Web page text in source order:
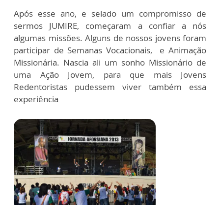
Após esse ano, e selado um compromisso de
sermos JUMIRE, começaram a confiar a nós
algumas missões. Alguns de nossos jovens foram
participar de Semanas Vocacionais, e Animação
Missionária. Nascia ali um sonho Missionário de
uma Ação Jovem, para que mais Jovens
Redentoristas pudessem viver também essa
experiência